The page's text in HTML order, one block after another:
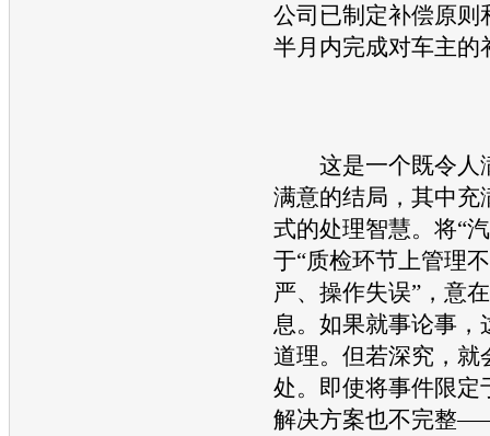
公司已制定补偿原则
半月内完成对车主的
这是一个既令人
满意的结局，其中充
式的处理智慧。将“
于“质检环节上管理
严、操作失误”，意
息。如果就事论事，
道理。但若深究，就
处。即使将事件限定
解决方案也不完整